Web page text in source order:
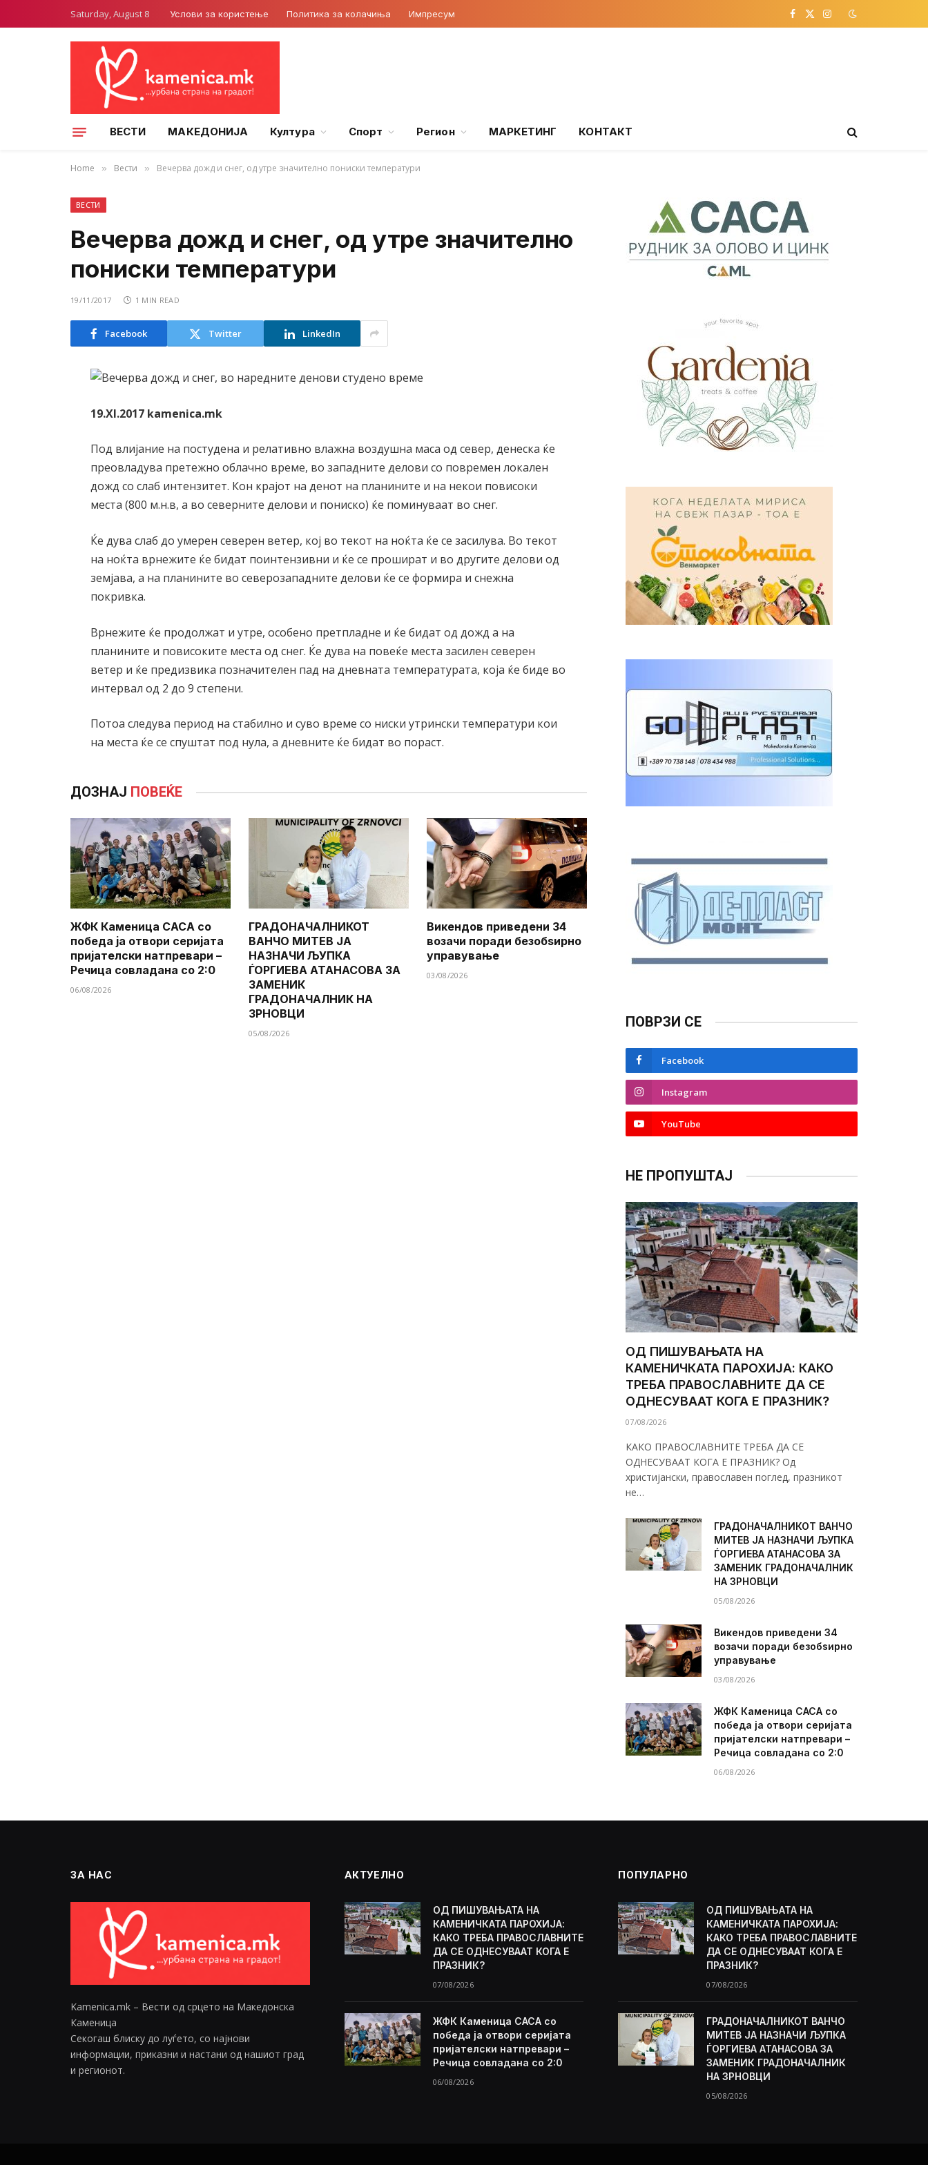
Saturday, August 8 Услови за користење Политика за колачиња Импресум Facebook
X
Instagram
ВЕСТИ МАКЕДОНИЈА Култура Спорт Регион МАРКЕТИНГ КОНТАКТ
Home » Вести » Вечерва дожд и снег, од утре значително пониски температури
ВЕСТИ
Вечерва дожд и снег, од утре значително
пониски температури
19/11/2017 1 MIN READ
Facebook Twitter LinkedIn
19.XI.2017 kamenica.mk
Под влијание на постудена и релативно влажна воздушна маса од север, денеска ќе
преовладува претежно облачно време, во западните делови со повремен локален
дожд со слаб интензитет. Кон крајот на денот на планините и на некои повисоки
места (800 м.н.в, а во северните делови и пониско) ќе поминуваат во снег.
Ќе дува слаб до умерен северен ветер, кој во текот на ноќта ќе се засилува. Во текот
на ноќта врнежите ќе бидат поинтензивни и ќе се прошират и во другите делови од
земјава, а на планините во северозападните делови ќе се формира и снежна
покривка.
Врнежите ќе продолжат и утре, особено претпладне и ќе бидат од дожд а на
планините и повисоките места од снег. Ќе дува на повеќе места засилен северен
ветер и ќе предизвика позначителен пад на дневната температурата, која ќе биде во
интервал од 2 до 9 степени.
Потоа следува период на стабилно и суво време со ниски утрински температури кои
на места ќе се спуштат под нула, а дневните ќе бидат во пораст.
ДОЗНАЈ ПОВЕЌЕ
ЖФК Каменица САСА со
победа ја отвори серијата
пријателски натпревари –
Речица совладана со 2:0
06/08/2026
ГРАДОНАЧАЛНИКОТ
ВАНЧО МИТЕВ ЈА
НАЗНАЧИ ЉУПКА
ЃОРГИЕВА АТАНАСОВА ЗА
ЗАМЕНИК
ГРАДОНАЧАЛНИК НА
ЗРНОВЦИ
05/08/2026
Викендов приведени 34
возачи поради безобѕирно
управување
03/08/2026
ПОВРЗИ СЕ
Facebook
Instagram
YouTube
НЕ ПРОПУШТАЈ
ОД ПИШУВАЊАТА НА
КАМЕНИЧКАТА ПАРОХИЈА: КАКО
ТРЕБА ПРАВОСЛАВНИТЕ ДА СЕ
ОДНЕСУВААТ КОГА Е ПРАЗНИК?
07/08/2026
КАКО ПРАВОСЛАВНИТЕ ТРЕБА ДА СЕ
ОДНЕСУВААТ КОГА Е ПРАЗНИК? Од
христијански, православен поглед, празникот
не…
ГРАДОНАЧАЛНИКОТ ВАНЧО
МИТЕВ ЈА НАЗНАЧИ ЉУПКА
ЃОРГИЕВА АТАНАСОВА ЗА
ЗАМЕНИК ГРАДОНАЧАЛНИК
НА ЗРНОВЦИ
05/08/2026
Викендов приведени 34
возачи поради безобѕирно
управување
03/08/2026
ЖФК Каменица САСА со
победа ја отвори серијата
пријателски натпревари –
Речица совладана со 2:0
06/08/2026
ЗА НАС
Kamenica.mk – Вести од срцето на Македонска
Каменица
Секогаш блиску до луѓето, со најнови
информации, приказни и настани од нашиот град
и регионот.
АКТУЕЛНО
ОД ПИШУВАЊАТА НА
КАМЕНИЧКАТА ПАРОХИЈА:
КАКО ТРЕБА ПРАВОСЛАВНИТЕ
ДА СЕ ОДНЕСУВААТ КОГА Е
ПРАЗНИК?
07/08/2026
ЖФК Каменица САСА со
победа ја отвори серијата
пријателски натпревари –
Речица совладана со 2:0
06/08/2026
ПОПУЛАРНО
ОД ПИШУВАЊАТА НА
КАМЕНИЧКАТА ПАРОХИЈА:
КАКО ТРЕБА ПРАВОСЛАВНИТЕ
ДА СЕ ОДНЕСУВААТ КОГА Е
ПРАЗНИК?
07/08/2026
ГРАДОНАЧАЛНИКОТ ВАНЧО
МИТЕВ ЈА НАЗНАЧИ ЉУПКА
ЃОРГИЕВА АТАНАСОВА ЗА
ЗАМЕНИК ГРАДОНАЧАЛНИК
НА ЗРНОВЦИ
05/08/2026